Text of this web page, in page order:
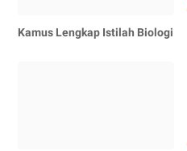
Kamus Lengkap Istilah Biologi